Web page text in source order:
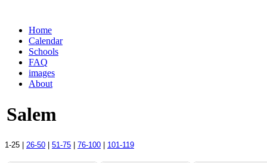
Home
Calendar
Schools
FAQ
images
About
Salem
1-25 | 26-50 51-75 76-100 101-119